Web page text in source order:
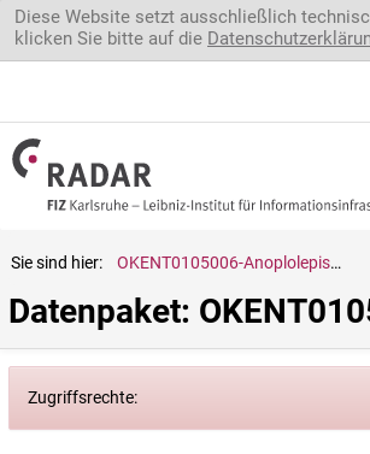
Direkt zum Inhalt
Diese Website setzt ausschließlich
klicken Sie bitte auf die
Sie sind hier: OKENT0105006-Anoplolepis.gracilipes
Datenpaket:
Zugriffsrechte: